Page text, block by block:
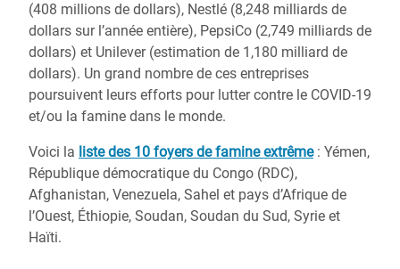
(408 millions de dollars), Nestlé (8,248 milliards de
dollars sur l’année entière), PepsiCo (2,749 milliards de
dollars) et Unilever (estimation de 1,180 milliard de
dollars). Un grand nombre de ces entreprises
poursuivent leurs efforts pour lutter contre le COVID-19
et/ou la famine dans le monde.
Voici la liste des 10 foyers de famine extrême: Yémen,
République démocratique du Congo (RDC),
Afghanistan, Venezuela, Sahel et pays d’Afrique de
l’Ouest, Éthiopie, Soudan, Soudan du Sud, Syrie et
Haïti.